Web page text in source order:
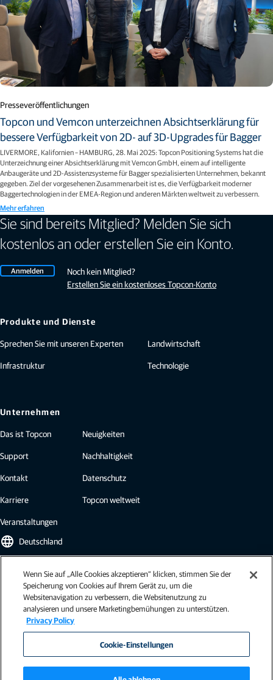
Presseveröffentlichungen
Topcon und Vemcon unterzeichnen Absichtserklärung für
bessere Verfügbarkeit von 2D- auf 3D-Upgrades für Bagger
LIVERMORE, Kalifornien – HAMBURG, 28. Mai 2025: Topcon Positioning Systems hat die
Unterzeichnung einer Absichtserklärung mit Vemcon GmbH, einem auf intelligente
Anbaugeräte und 2D-Assistenzsysteme für Bagger spezialisierten Unternehmen, bekannt
gegeben. Ziel der vorgesehenen Zusammenarbeit ist es, die Verfügbarkeit moderner
Baggertechnologien in der EMEA-Region und anderen Märkten weltweit zu verbessern.
Mehr erfahren
Sie sind bereits Mitglied? Melden Sie sich
kostenlos an oder erstellen Sie ein Konto.
Anmelden
Noch kein Mitglied?
Erstellen Sie ein kostenloses Topcon-Konto
Produkte und Dienste
Sprechen Sie mit unseren Experten
Infrastruktur
Landwirtschaft
Technologie
Unternehmen
Das ist Topcon
Support
Kontakt
Karriere
Veranstaltungen
Neuigkeiten
Nachhaltigkeit
Datenschutz
Topcon weltweit
language Deutschland
Topcon Newsletter
Abonnieren Sie den Topcon Newsletter und erhalten Sie die neuesten
Brancheninformationen, Fallstudien, Pressemitteilungen und mehr.
Wenn Sie auf „Alle Cookies akzeptieren“ klicken, stimmen Sie der
Speicherung von Cookies auf Ihrem Gerät zu, um die
Websitenavigation zu verbessern, die Websitenutzung zu
analysieren und unsere Marketingbemühungen zu unterstützen.
Privacy Policy
Cookie-Einstellungen